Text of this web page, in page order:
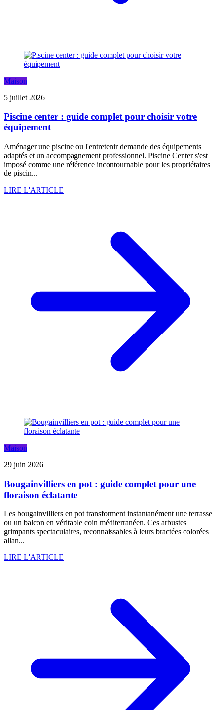
Maison
5 juillet 2026
Piscine center : guide complet pour choisir votre
équipement
Aménager une piscine ou l'entretenir demande des équipements
adaptés et un accompagnement professionnel. Piscine Center s'est
imposé comme une référence incontournable pour les propriétaires
de piscin...
LIRE L'ARTICLE
Maison
29 juin 2026
Bougainvilliers en pot : guide complet pour une
floraison éclatante
Les bougainvilliers en pot transforment instantanément une terrasse
ou un balcon en véritable coin méditerranéen. Ces arbustes
grimpants spectaculaires, reconnaissables à leurs bractées colorées
allan...
LIRE L'ARTICLE